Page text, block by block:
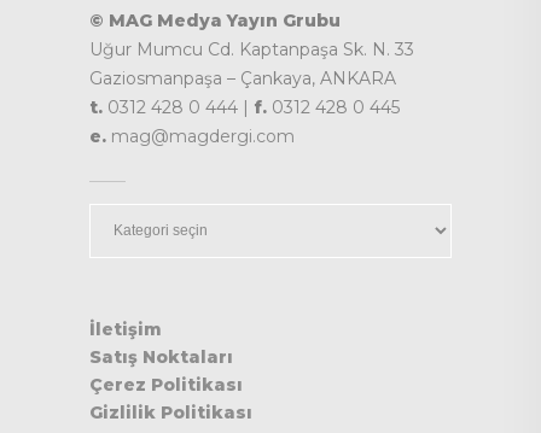
© MAG Medya Yayın Grubu
Uğur Mumcu Cd. Kaptanpaşa Sk. N. 33
Gaziosmanpaşa – Çankaya, ANKARA
t. 0312 428 0 444 | f. 0312 428 0 445
e. mag@magdergi.com
İletişim
Satış Noktaları
Çerez Politikası
Gizlilik Politikası